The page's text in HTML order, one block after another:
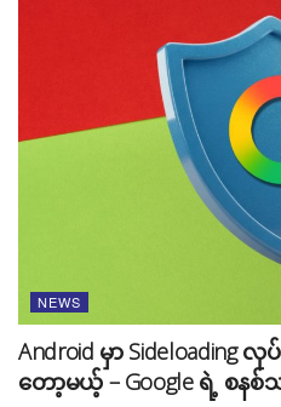
NEWS
Android မှာ Sideloading လု
တော့မယ့် – Google ရဲ့ စနစ်